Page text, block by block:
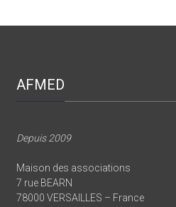
AFMED
Depuis 2009
Maison des associations
7 rue BEARN
78000 VERSAILLES – France